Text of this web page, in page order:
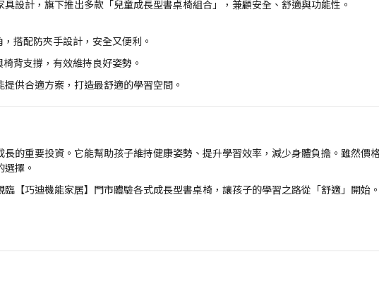
設計，旗下推出多款「兒童成長型書桌椅組合」，兼顧安全、舒適與功能性。
搭配防夾手設計，安全又便利。
椅背支撐，有效維持良好姿勢。
供合適方案，打造最舒適的學習空間。
的重要投資。它能幫助孩子維持健康姿勢、提升學習效率，減少身體負擔。雖然價
擇。
【巧迪機能家居】門市體驗各式成長型書桌椅，讓孩子的學習之路從「舒適」開始。